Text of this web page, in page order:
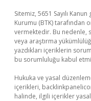
Sitemiz, 5651 Sayılı
Kurumu (BTK) tarafından
vermektedir. Bu nedenle,
veya araştırma
yazdıkları içeriklerin
bu sorumluluğu kabul
Hukuka ve yasal
içerikleri,
halinde, ilgili içerikler